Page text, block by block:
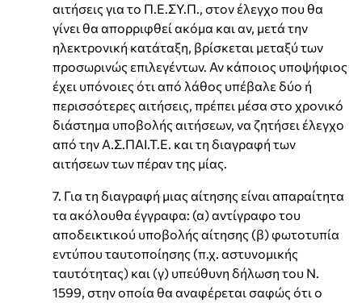
αιτήσεις για το Π.Ε.ΣΥ.Π., στον έλεγχο που θα
γίνει θα απορριφθεί ακόμα και αν, μετά την
ηλεκτρονική κατάταξη, βρίσκεται μεταξύ των
προσωρινώς επιλεγέντων. Αν κάποιος υποψήφιος
έχει υπόνοιες ότι από λάθος υπέβαλε δύο ή
περισσότερες αιτήσεις, πρέπει μέσα στο χρονικό
διάστημα υποβολής αιτήσεων, να ζητήσει έλεγχο
από την Α.Σ.ΠΑΙ.Τ.Ε. και τη διαγραφή των
αιτήσεων των πέραν της μίας.
7. Για τη διαγραφή μιας αίτησης είναι απαραίτητα
τα ακόλουθα έγγραφα: (α) αντίγραφο του
αποδεικτικού υποβολής αίτησης (β) φωτοτυπία
εντύπου ταυτοποίησης (π.χ. αστυνομικής
ταυτότητας) και (γ) υπεύθυνη δήλωση του Ν.
1599, στην οποία θα αναφέρεται σαφώς ότι ο